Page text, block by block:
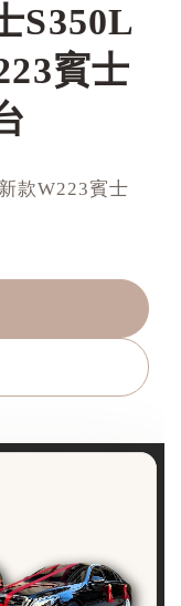
S350L
賓士
款W223賓士